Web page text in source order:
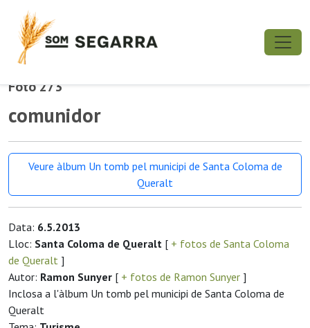
Foto 273
comunidor
Veure àlbum Un tomb pel municipi de Santa Coloma de
Queralt
Data: 6.5.2013
Lloc: Santa Coloma de Queralt [ + fotos de Santa Coloma
de Queralt ]
Autor: Ramon Sunyer [ + fotos de Ramon Sunyer ]
Inclosa a l'àlbum Un tomb pel municipi de Santa Coloma de
Queralt